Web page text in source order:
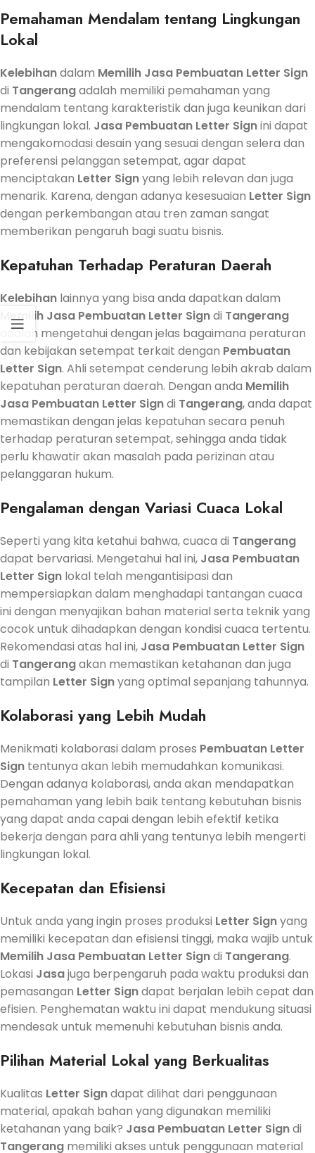
Pemahaman Mendalam tentang Lingkungan
Lokal
Kelebihandalam Memilih Jasa Pembuatan Letter Sign
di Tangerangadalah memiliki pemahaman yang
mendalam tentang karakteristik dan juga keunikan dari
lingkungan lokal. Jasa Pembuatan Letter Signini dapat
mengakomodasi desain yang sesuai dengan selera dan
preferensi pelanggan setempat, agar dapat
menciptakan Letter Signyang lebih relevan dan juga
menarik. Karena, dengan adanya kesesuaian Letter Sign
dengan perkembangan atau tren zaman sangat
memberikan pengaruh bagi suatu bisnis.
Kepatuhan Terhadap Peraturan Daerah
Kelebihan lainnya yang bisa anda dapatkan dalam
Memilih Jasa Pembuatan Letter Signdi Tangerang
adalah mengetahui dengan jelas bagaimana peraturan
dan kebijakan setempat terkait dengan Pembuatan
Letter Sign. Ahli setempat cenderung lebih akrab dalam
kepatuhan peraturan daerah. Dengan anda Memilih
Jasa Pembuatan Letter Signdi Tangerang, anda dapat
memastikan dengan jelas kepatuhan secara penuh
terhadap peraturan setempat, sehingga anda tidak
perlu khawatir akan masalah pada perizinan atau
pelanggaran hukum.
Pengalaman dengan Variasi Cuaca Lokal
Seperti yang kita ketahui bahwa, cuaca di Tangerang
dapat bervariasi. Mengetahui hal ini, Jasa Pembuatan
Letter Sign lokal telah mengantisipasi dan
mempersiapkan dalam menghadapi tantangan cuaca
ini dengan menyajikan bahan material serta teknik yang
cocok untuk dihadapkan dengan kondisi cuaca tertentu.
Rekomendasi atas hal ini, Jasa Pembuatan Letter Sign
di Tangerangakan memastikan ketahanan dan juga
tampilan Letter Signyang optimal sepanjang tahunnya.
Kolaborasi yang Lebih Mudah
Menikmati kolaborasi dalam proses Pembuatan Letter
Sign tentunya akan lebih memudahkan komunikasi.
Dengan adanya kolaborasi, anda akan mendapatkan
pemahaman yang lebih baik tentang kebutuhan bisnis
yang dapat anda capai dengan lebih efektif ketika
bekerja dengan para ahli yang tentunya lebih mengerti
lingkungan lokal.
Kecepatan dan Efisiensi
Untuk anda yang ingin proses produksi Letter Signyang
memiliki kecepatan dan efisiensi tinggi, maka wajib untuk
Memilih Jasa Pembuatan Letter Signdi Tangerang.
Lokasi Jasajuga berpengaruh pada waktu produksi dan
pemasangan Letter Signdapat berjalan lebih cepat dan
efisien. Penghematan waktu ini dapat mendukung situasi
mendesak untuk memenuhi kebutuhan bisnis anda.
Pilihan Material Lokal yang Berkualitas
Kualitas Letter Signdapat dilihat dari penggunaan
material, apakah bahan yang digunakan memiliki
ketahanan yang baik? Jasa Pembuatan Letter Signdi
Tangerang memiliki akses untuk penggunaan material